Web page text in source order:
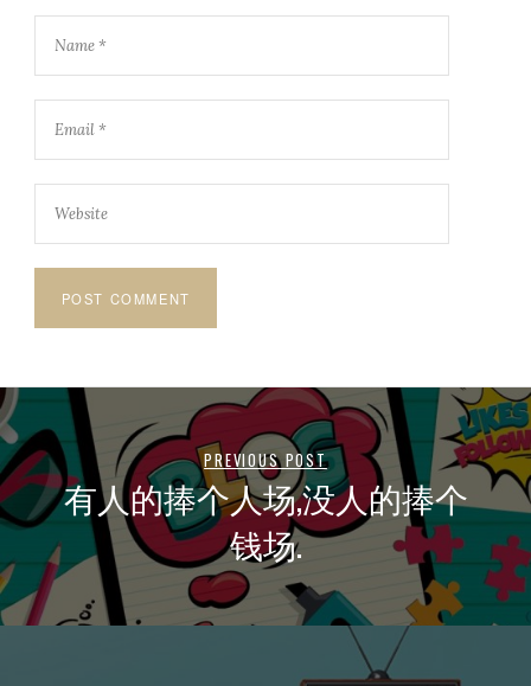
PREVIOUS POST
有人的捧个人场,没人的捧个
钱场.